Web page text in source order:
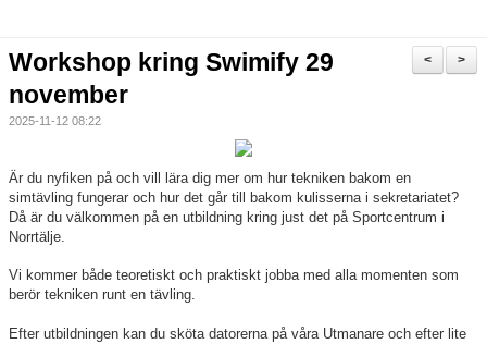
Anmälan till Simklubben
Våra tävlingar
Klubbkollektion
>
<
Workshop kring Swimify 29
november
2025-11-12 08:22
Är du nyfiken på och vill lära dig mer om hur tekniken bakom en
simtävling fungerar och hur det går till bakom kulisserna i sekretariatet?
Då är du välkommen på en utbildning kring just det på Sportcentrum i
Norrtälje.
Vi kommer både teoretiskt och praktiskt jobba med alla momenten som
berör tekniken runt en tävling.
Efter utbildningen kan du sköta datorerna på våra Utmanare och efter lite